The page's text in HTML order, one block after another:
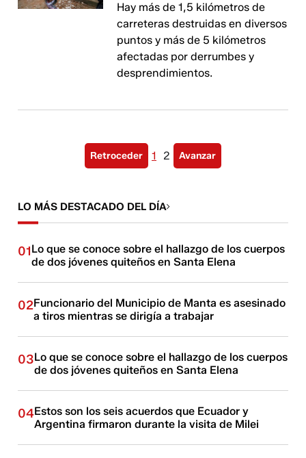
Hay más de 1,5 kilómetros de
carreteras destruidas en diversos
puntos y más de 5 kilómetros
afectadas por derrumbes y
desprendimientos.
Retroceder 1 2 Avanzar
LO MÁS DESTACADO DEL DÍA
01Lo que se conoce sobre el hallazgo de los cuerpos
de dos jóvenes quiteños en Santa Elena
02Funcionario del Municipio de Manta es asesinado
a tiros mientras se dirigía a trabajar
03Lo que se conoce sobre el hallazgo de los cuerpos
de dos jóvenes quiteños en Santa Elena
04Estos son los seis acuerdos que Ecuador y
Argentina firmaron durante la visita de Milei